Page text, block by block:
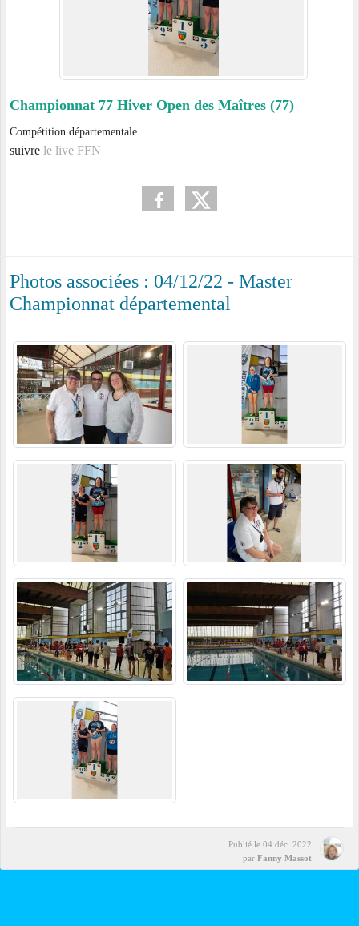
Championnat 77 Hiver Open des Maîtres (77)
Compétition départementale
suivre le live FFN
Photos associées : 04/12/22 - Master
Championnat départemental
Publié le 04 déc. 2022
par Fanny Massot